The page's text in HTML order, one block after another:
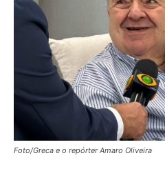
Foto/Greca e o repórter Amaro Oliveira